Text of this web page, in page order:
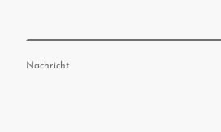
Nachricht